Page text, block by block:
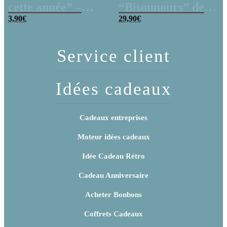
Collection arc-en-
3,90€
années 80 remplie
29,90€
Service client
Idées cadeaux
Cadeaux entreprises
Moteur idées cadeaux
Idée Cadeau Rétro
Cadeau Anniversaire
Acheter Bonbons
Coffrets Cadeaux